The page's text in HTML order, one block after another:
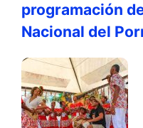
programación
Nacional del